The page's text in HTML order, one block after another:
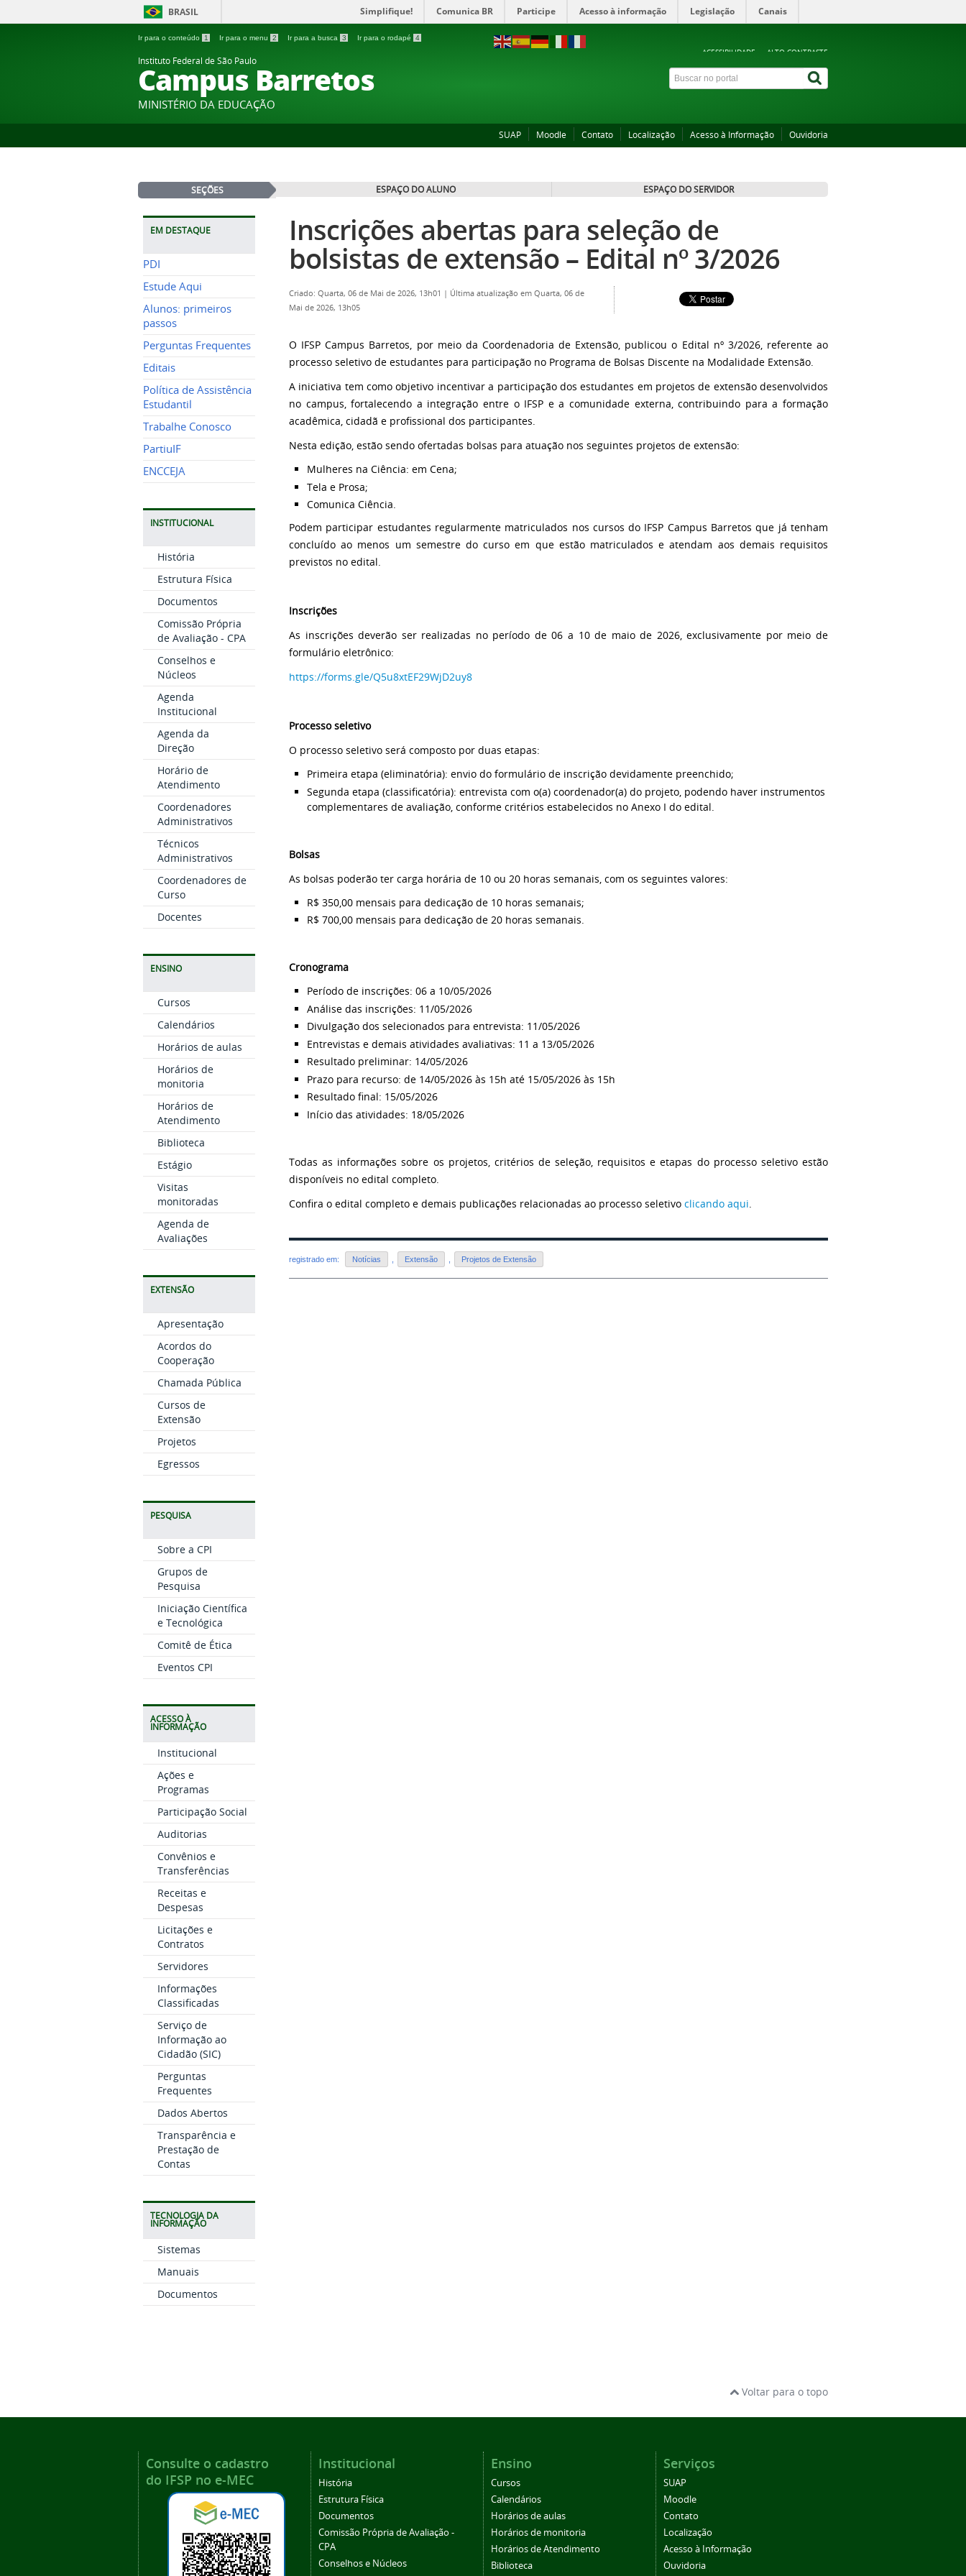
BRASIL Simplifique! Comunica BR Participe Acesso à informação Legislação Canais
Ir para o conteúdo 1 Ir para o menu 2 Ir para a busca 3 Ir para o rodapé 4
ACESSIBILIDADE ALTO CONTRASTE
Instituto Federal de São Paulo
Campus Barretos
MINISTÉRIO DA EDUCAÇÃO
SUAP Moodle Contato Localização Acesso à Informação Ouvidoria
SEÇÕES ESPAÇO DO ALUNO ESPAÇO DO SERVIDOR
EM DESTAQUE
PDI
Estude Aqui
Alunos: primeiros
passos
Perguntas Frequentes
Editais
Política de Assistência
Estudantil
Trabalhe Conosco
PartiuIF
ENCCEJA
INSTITUCIONAL
História
Estrutura Física
Documentos
Comissão Própria
de Avaliação - CPA
Conselhos e
Núcleos
Agenda
Institucional
Agenda da
Direção
Horário de
Atendimento
Coordenadores
Administrativos
Técnicos
Administrativos
Coordenadores de
Curso
Docentes
ENSINO
Cursos
Calendários
Horários de aulas
Horários de
monitoria
Horários de
Atendimento
Biblioteca
Estágio
Visitas
monitoradas
Agenda de
Avaliações
EXTENSÃO
Apresentação
Acordos do
Cooperação
Chamada Pública
Cursos de
Extensão
Projetos
Egressos
PESQUISA
Sobre a CPI
Grupos de
Pesquisa
Iniciação Científica
e Tecnológica
Comitê de Ética
Eventos CPI
ACESSO À
INFORMAÇÃO
Institucional
Ações e
Programas
Participação Social
Auditorias
Convênios e
Transferências
Receitas e
Despesas
Licitações e
Contratos
Servidores
Informações
Classificadas
Serviço de
Informação ao
Cidadão (SIC)
Perguntas
Frequentes
Dados Abertos
Transparência e
Prestação de
Contas
TECNOLOGIA DA
INFORMAÇÃO
Sistemas
Manuais
Documentos
Inscrições abertas para seleção de
bolsistas de extensão – Edital nº 3/2026
Criado: Quarta, 06 de Mai de 2026, 13h01 | Última atualização em Quarta, 06 de
Mai de 2026, 13h05
O IFSP Campus Barretos, por meio da Coordenadoria de Extensão, publicou o Edital nº 3/2026, referente ao
processo seletivo de estudantes para participação no Programa de Bolsas Discente na Modalidade Extensão.
A iniciativa tem como objetivo incentivar a participação dos estudantes em projetos de extensão desenvolvidos
no campus, fortalecendo a integração entre o IFSP e a comunidade externa, contribuindo para a formação
acadêmica, cidadã e profissional dos participantes.
Nesta edição, estão sendo ofertadas bolsas para atuação nos seguintes projetos de extensão:
Mulheres na Ciência: em Cena;
Tela e Prosa;
Comunica Ciência.
Podem participar estudantes regularmente matriculados nos cursos do IFSP Campus Barretos que já tenham
concluído ao menos um semestre do curso em que estão matriculados e atendam aos demais requisitos
previstos no edital.
Inscrições
As inscrições deverão ser realizadas no período de 06 a 10 de maio de 2026, exclusivamente por meio de
formulário eletrônico:
https://forms.gle/Q5u8xtEF29WjD2uy8
Processo seletivo
O processo seletivo será composto por duas etapas:
Primeira etapa (eliminatória): envio do formulário de inscrição devidamente preenchido;
Segunda etapa (classificatória): entrevista com o(a) coordenador(a) do projeto, podendo haver instrumentos
complementares de avaliação, conforme critérios estabelecidos no Anexo I do edital.
Bolsas
As bolsas poderão ter carga horária de 10 ou 20 horas semanais, com os seguintes valores:
R$ 350,00 mensais para dedicação de 10 horas semanais;
R$ 700,00 mensais para dedicação de 20 horas semanais.
Cronograma
Período de inscrições: 06 a 10/05/2026
Análise das inscrições: 11/05/2026
Divulgação dos selecionados para entrevista: 11/05/2026
Entrevistas e demais atividades avaliativas: 11 a 13/05/2026
Resultado preliminar: 14/05/2026
Prazo para recurso: de 14/05/2026 às 15h até 15/05/2026 às 15h
Resultado final: 15/05/2026
Início das atividades: 18/05/2026
Todas as informações sobre os projetos, critérios de seleção, requisitos e etapas do processo seletivo estão
disponíveis no edital completo.
Confira o edital completo e demais publicações relacionadas ao processo seletivo clicando aqui
registrado em: Notícias Extensão Projetos de Extensão
Voltar para o topo
Consulte o cadastro
do IFSP no e-MEC
Institucional
História
Estrutura Física
Documentos
Comissão Própria de Avaliação -
CPA
Conselhos e Núcleos
Ensino
Cursos
Calendários
Horários de aulas
Horários de monitoria
Horários de Atendimento
Biblioteca
Serviços
SUAP
Moodle
Contato
Localização
Acesso à Informação
Ouvidoria